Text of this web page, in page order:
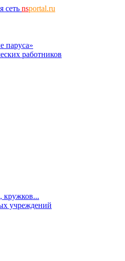
сеть nsportal.ru
паруса»
работников
кружков...
учреждений